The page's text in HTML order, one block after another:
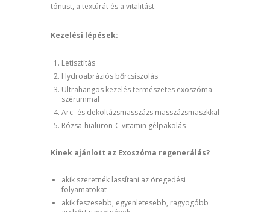
tónust, a textúrát és a vitalitást.
Kezelési lépések:
Letisztítás
Hydroabráziós bőrcsiszolás
Ultrahangos kezelés természetes exoszóma
szérummal
Arc- és dekoltázsmasszázs masszázsmaszkkal
Rózsa-hialuron-C vitamin gélpakolás
Kinek ajánlott az Exoszóma regenerálás?
akik szeretnék lassítani az öregedési
folyamatokat
akik feszesebb, egyenletesebb, ragyogóbb